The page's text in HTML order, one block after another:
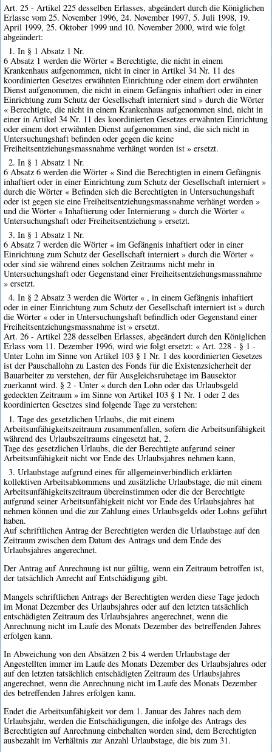
Art. 25 - Artikel 225 desselben Erlasses, abgeändert durch die Königlichen
Erlasse vom 25. November 1996, 24. November 1997, 5. Juli 1998, 19.
April 1999, 25. Oktober 1999 und 10. November 2000, wird wie folgt
abgeändert:
1. In § 1 Absatz 1 Nr.
6 Absatz 1 werden die Wörter « Berechtigte, die nicht in einem
Krankenhaus aufgenommen, nicht in einer in Artikel 34 Nr. 11 des
koordinierten Gesetzes erwähnten Einrichtung oder einem dort erwähnten
Dienst aufgenommen, die nicht in einem Gefängnis inhaftiert oder in einer
Einrichtung zum Schutz der Gesellschaft interniert sind » durch die Wörter
« Berechtigte, die nicht in einem Krankenhaus aufgenommen sind, nicht in
einer in Artikel 34 Nr. 11 des koordinierten Gesetzes erwähnten Einrichtung
oder einem dort erwähnten Dienst aufgenommen sind, die sich nicht in
Untersuchungshaft befinden oder gegen die keine
Freiheitsentziehungsmassnahme verhängt worden ist » ersetzt.
2. In § 1 Absatz 1 Nr.
6 Absatz 6 werden die Wörter « Sind die Berechtigten in einem Gefängnis
inhaftiert oder in einer Einrichtung zum Schutz der Gesellschaft interniert »
durch die Wörter « Befinden sich die Berechtigten in Untersuchungshaft
oder ist gegen sie eine Freiheitsentziehungsmassnahme verhängt worden »
und die Wörter « Inhaftierung oder Internierung » durch die Wörter «
Untersuchungshaft oder Freiheitsentziehung » ersetzt.
3. In § 1 Absatz 1 Nr.
6 Absatz 7 werden die Wörter « im Gefängnis inhaftiert oder in einer
Einrichtung zum Schutz der Gesellschaft interniert » durch die Wörter «
oder sind sie während eines solchen Zeitraums nicht mehr in
Untersuchungshaft oder Gegenstand einer Freiheitsentziehungsmassnahme
» ersetzt.
4. In § 2 Absatz 3 werden die Wörter « , in einem Gefängnis inhaftiert
oder in einer Einrichtung zum Schutz der Gesellschaft interniert ist » durch
die Wörter « oder in Untersuchungshaft befindlich oder Gegenstand einer
Freiheitsentziehungsmassnahme ist » ersetzt.
Art. 26 - Artikel 228 desselben Erlasses, abgeändert durch den Königlichen
Erlass vom 11. Dezember 1996, wird wie folgt ersetzt: « Art. 228 - § 1 -
Unter Lohn im Sinne von Artikel 103 § 1 Nr. 1 des koordinierten Gesetzes
ist der Pauschallohn zu Lasten des Fonds für die Existenzsicherheit der
Bauarbeiter zu verstehen, der für Ausgleichsruhetage im Bausektor
zuerkannt wird. § 2 - Unter « durch den Lohn oder das Urlaubsgeld
gedeckten Zeitraum » im Sinne von Artikel 103 § 1 Nr. 1 oder 2 des
koordinierten Gesetzes sind folgende Tage zu verstehen:
1. Tage des gesetzlichen Urlaubs, die mit einem
Arbeitsunfähigkeitszeitraum zusammenfallen, sofern die Arbeitsunfähigkeit
während des Urlaubszeitraums eingesetzt hat, 2.
Tage des gesetzlichen Urlaubs, die der Berechtigte aufgrund seiner
Arbeitsunfähigkeit nicht vor Ende des Urlaubsjahres nehmen kann,
3. Urlaubstage aufgrund eines für allgemeinverbindlich erklärten
kollektiven Arbeitsabkommens und zusätzliche Urlaubstage, die mit einem
Arbeitsunfähigkeitszeitraum übereinstimmen oder die der Berechtigte
aufgrund seiner Arbeitsunfähigkeit nicht vor Ende des Urlaubsjahres hat
nehmen können und die zur Zahlung eines Urlaubsgelds oder Lohns geführt
haben.
Auf schriftlichen Antrag der Berechtigten werden die Urlaubstage auf den
Zeitraum zwischen dem Datum des Antrags und dem Ende des
Urlaubsjahres angerechnet.
Der Antrag auf Anrechnung ist nur gültig, wenn ein Zeitraum betroffen ist,
der tatsächlich Anrecht auf Entschädigung gibt.
Mangels schriftlichen Antrags der Berechtigten werden diese Tage jedoch
im Monat Dezember des Urlaubsjahres oder auf den letzten tatsächlich
entschädigten Zeitraum des Urlaubsjahres angerechnet, wenn die
Anrechnung nicht im Laufe des Monats Dezember des betreffenden Jahres
erfolgen kann.
In Abweichung von den Absätzen 2 bis 4 werden Urlaubstage der
Angestellten immer im Laufe des Monats Dezember des Urlaubsjahres oder
auf den letzten tatsächlich entschädigten Zeitraum des Urlaubsjahres
angerechnet, wenn die Anrechnung nicht im Laufe des Monats Dezember
des betreffenden Jahres erfolgen kann.
Endet die Arbeitsunfähigkeit vor dem 1. Januar des Jahres nach dem
Urlaubsjahr, werden die Entschädigungen, die infolge des Antrags des
Berechtigten auf Anrechnung einbehalten worden sind, dem Berechtigten
ausbezahlt im Verhältnis zur Anzahl Urlaubstage, die bis zum 31.